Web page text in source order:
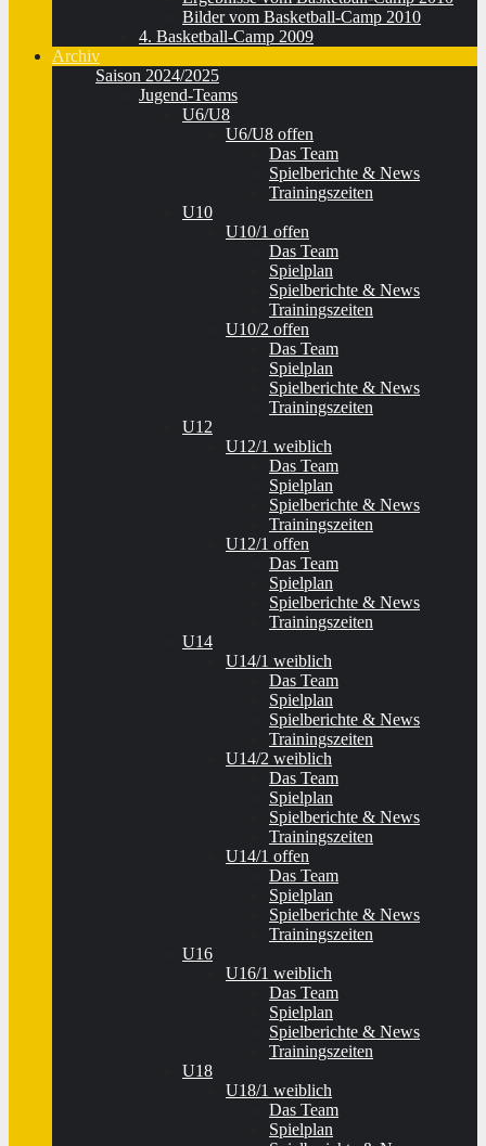
Bilder vom Basketball-Camp 2010
4. Basketball-Camp 2009
Archiv
Saison 2024/2025
Jugend-Teams
U6/U8
U6/U8 offen
Das Team
Spielberichte & News
Trainingszeiten
U10
U10/1 offen
Das Team
Spielplan
Spielberichte & News
Trainingszeiten
U10/2 offen
Das Team
Spielplan
Spielberichte & News
Trainingszeiten
U12
U12/1 weiblich
Das Team
Spielplan
Spielberichte & News
Trainingszeiten
U12/1 offen
Das Team
Spielplan
Spielberichte & News
Trainingszeiten
U14
U14/1 weiblich
Das Team
Spielplan
Spielberichte & News
Trainingszeiten
U14/2 weiblich
Das Team
Spielplan
Spielberichte & News
Trainingszeiten
U14/1 offen
Das Team
Spielplan
Spielberichte & News
Trainingszeiten
U16
U16/1 weiblich
Das Team
Spielplan
Spielberichte & News
Trainingszeiten
U18
U18/1 weiblich
Das Team
Spielplan